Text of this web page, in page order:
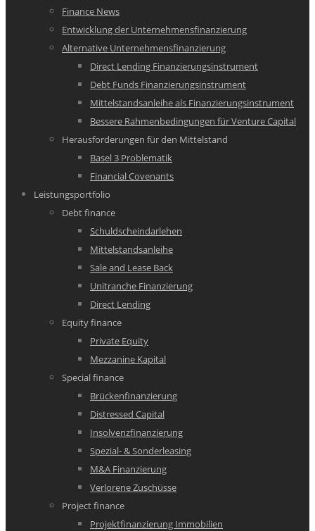
Finance News
Entwicklung der Unternehmensfinanzierung
Alternative Unternehmensfinanzierung
Direct Lending Finanzierungsinstrument
Debt Funds Finanzierungsinstrument
Mittelstandsanleihe als Finanzierungsinstrument
Bessere Rahmenbedingungen für Venture Capital
Herausforderungen für den Mittelstand
Basel 3 Problematik
Financial Covenants
Leistungsportfolio
Debt finance
Schuldscheindarlehen
Mittelstandsanleihe
Sale and Lease Back
Unitranche Finanzierung
Direct Lending
Equity finance
Private Equity
Mezzanine Kapital
Special finance
Brückenfinanzierung
Distressed Capital
Insolvenzfinanzierung
Spezial- & Sonderleasing
M&A Finanzierung
Verlorene Zuschüsse
Project finance
Projektfinanzierung Immobilien